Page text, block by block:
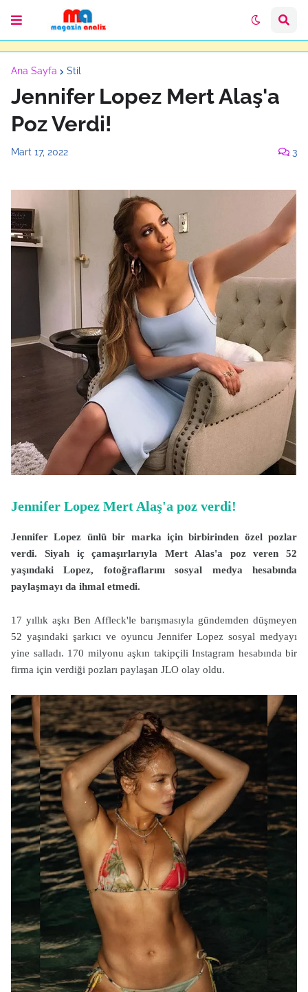
Ana Sayfa Stil
Jennifer Lopez Mert Alaş'a
Poz Verdi!
Mart 17, 2022 3
Jennifer Lopez Mert Alaş'a poz verdi!
Jennifer Lopez ünlü bir marka için birbirinden özel pozlar
verdi. Siyah iç çamaşırlarıyla Mert Alas'a poz veren 52
yaşındaki Lopez, fotoğraflarını sosyal medya hesabında
paylaşmayı da ihmal etmedi.
17 yıllık aşkı Ben Affleck'le barışmasıyla gündemden düşmeyen
52 yaşındaki şarkıcı ve oyuncu Jennifer Lopez sosyal medyayı
yine salladı. 170 milyonu aşkın takipçili Instagram hesabında bir
firma için verdiği pozları paylaşan JLO olay oldu.